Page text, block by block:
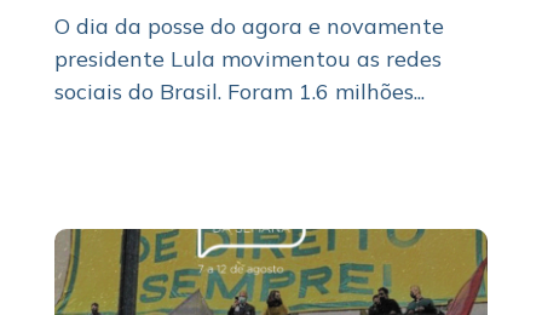
O dia da posse do agora e novamente
presidente Lula movimentou as redes
sociais do Brasil. Foram 1.6 milhões...